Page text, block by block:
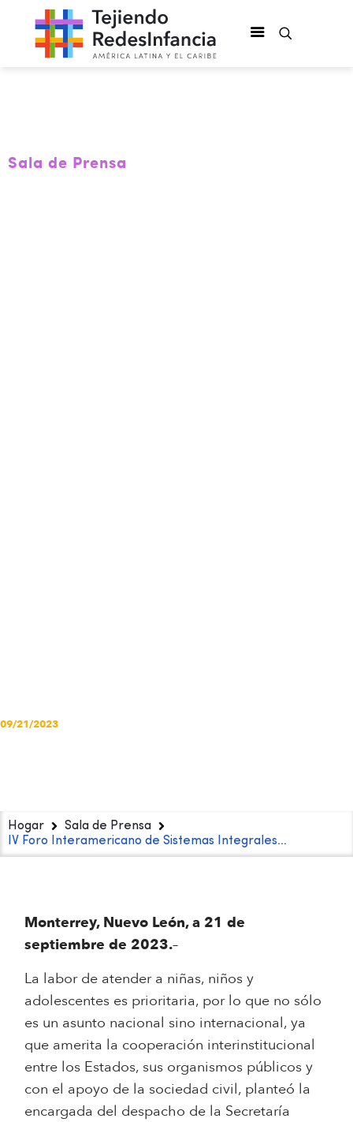
Sala de Prensa
09/21/2023
Hogar
Sala de Prensa
IV Foro Interamericano de Sistemas Integrales…
Monterrey, Nuevo León, a 21 de
septiembre de 2023.–
La labor de atender a niñas, niños y
adolescentes es prioritaria, por lo que no sólo
es un asunto nacional sino internacional, ya
que amerita la cooperación interinstitucional
entre los Estados, sus organismos públicos y
con el apoyo de la sociedad civil, planteó la
encargada del despacho de la Secretaría